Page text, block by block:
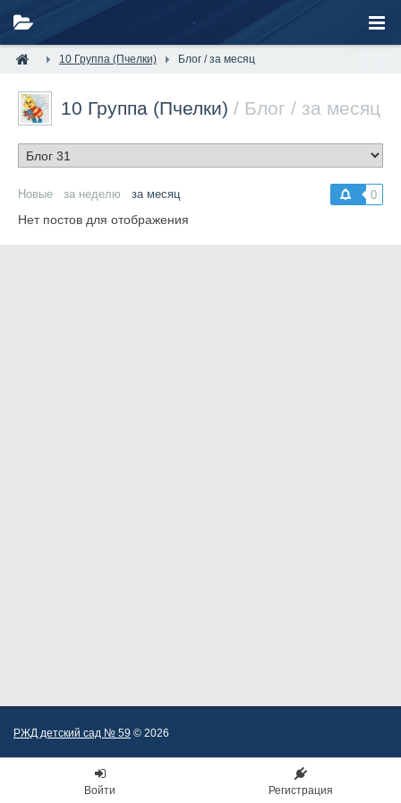
10 Группа (Пчелки) Блог / за месяц
10 Группа (Пчелки) / Блог / за месяц
0
Новые за неделю за месяц
Нет постов для отображения
РЖД детский сад № 59 © 2026
Войти Регистрация